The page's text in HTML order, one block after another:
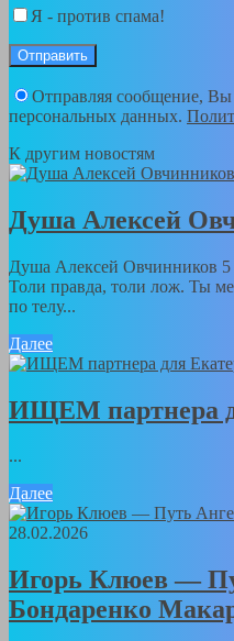
Я - против спама!
Отправляя сообщение, Вы
персональных данных.
К другим новостям
Душа Алексей
Душа Алексей Овчинников 5
Толи правда, толи лож. Ты
по телу...
Далее
ИЩЕМ партнера
...
Далее
28.02.2026
Игорь Клюев —
Бондаренко